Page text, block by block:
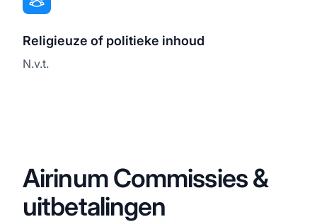
Religieuze of politieke inhoud
N.v.t.
Airinum Commissies &
uitbetalingen